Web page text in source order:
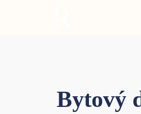
Bytový